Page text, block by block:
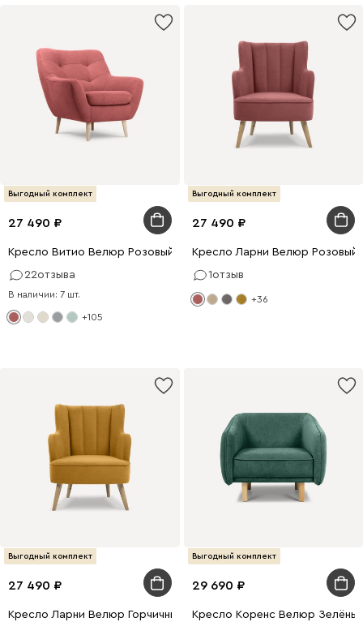
Выгодный комплект
27 490
Кресло Витио Велюр Розовый
22отзыва
В наличии: 7 шт.
+105
Выгодный комплект
27 490
Кресло Ларни Велюр Розовый
1отзыв
+36
Выгодный комплект
27 490
Кресло Ларни Велюр Горчичный
Выгодный комплект
29 690
Кресло Коренс Велюр